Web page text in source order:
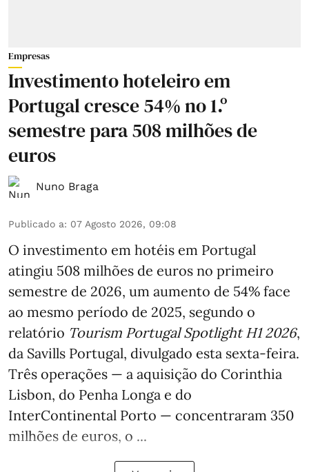
Empresas
Investimento hoteleiro em
Portugal cresce 54% no 1.º
semestre para 508 milhões de
euros
Nuno Braga
Publicado a: 07 Agosto 2026, 09:08
O investimento em hotéis em Portugal
atingiu 508 milhões de euros no primeiro
semestre de 2026, um aumento de 54% face
ao mesmo período de 2025, segundo o
relatório Tourism Portugal Spotlight H1 2026,
da Savills Portugal, divulgado esta sexta-feira.
Três operações — a aquisição do Corinthia
Lisbon, do Penha Longa e do
InterContinental Porto — concentraram 350
milhões de euros, o ...